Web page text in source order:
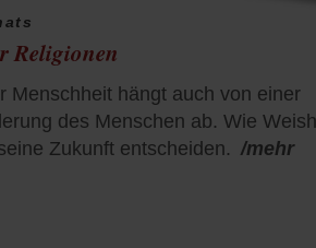
Religionen
Menschheit hängt auch von einer
des Menschen ab. Wie
Zukunft entscheiden. /mehr